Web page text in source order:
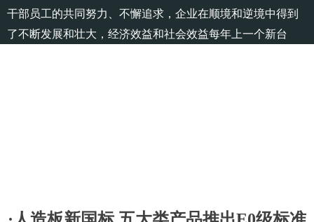
干部员工的共同努力、不懈追求，企业在顺境和逆境中得到
了不断发展和壮大，经济效益和社会效益每年上一个新台